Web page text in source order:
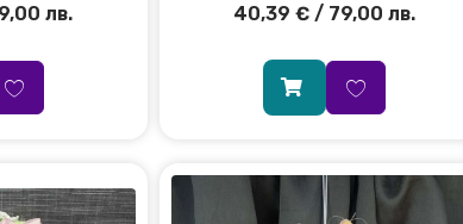
лв. 40,39€ / 79,00 лв.